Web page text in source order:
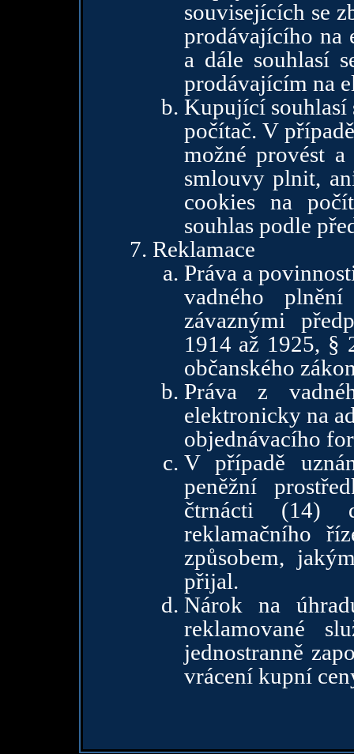
souvisejících se
prodávajícího na
a dále souhlasí
prodávajícím na
Kupující souhlasí
počítač. V
možné provést
smlouvy plnit,
cookies na
souhlas podle
Reklamace
Práva a
vadného
závaznými
1914 až 1925, §
občanského
Práva z
elektronicky na
objednávacího
V případě
peněžní
čtrnácti (14)
reklamačního
způsobem,
přijal.
Nárok na
reklamované
jednostranně
vrácení kupní